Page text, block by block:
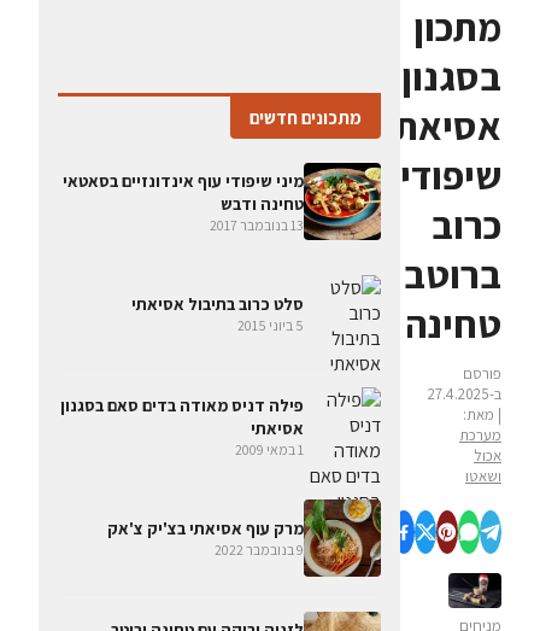
מתכון
בסגנון
אסיאתי:
שיפודי
כרוב
ברוטב
טחינה
פורסם
ב-27.4.2025
| מאת:
מערכת
אכול
ושאטו
מניחים
מתכונים חדשים
מיני שיפודי עוף אינדונזיים בסאטאי
טחינה ודבש
13 בנובמבר 2017
סלט כרוב בתיבול אסיאתי
5 ביוני 2015
פילה דניס מאודה בדים סאם בסגנון
אסיאתי
1 במאי 2009
מרק עוף אסיאתי בצ'יק צ'אק
9 בנובמבר 2022